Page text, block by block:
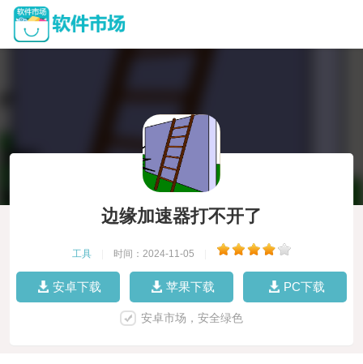
边缘加速器打不开了
工具 时间：2024-11-05
安卓下载 苹果下载 PC下载
安卓市场，安全绿色